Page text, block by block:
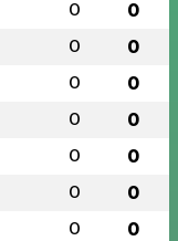
0 0
0 0
0 0
0 0
0 0
0 0
0 0